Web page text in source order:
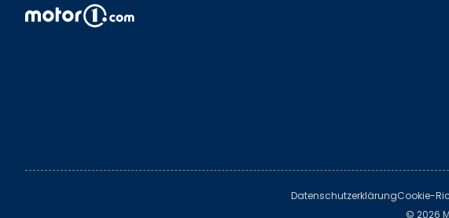
DatenschutzerklärungCookie-
© 2026